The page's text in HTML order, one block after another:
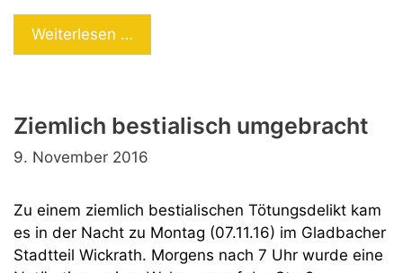
Weiterlesen …
Junge
gequält
Ziemlich bestialisch umgebracht
9. November 2016
Zu einem ziemlich bestialischen Tötungsdelikt kam
es in der Nacht zu Montag (07.11.16) im Gladbacher
Stadtteil Wickrath. Morgens nach 7 Uhr wurde eine